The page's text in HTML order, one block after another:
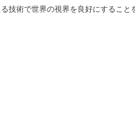
技術で世界の視界を良好にすること